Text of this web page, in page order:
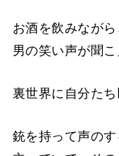
お酒を飲みなが
男の笑い声が聞こ
裏世界に自分た
銃を持って声の